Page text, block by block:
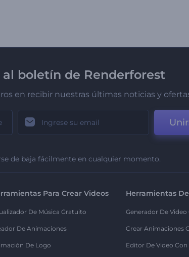
al boletín de Renderforest
en recibir nuestras últimas noticias y
de baja fácilmente en cualquier momento.
Para Crear Videos
De Música Gratuito
De Animaciones
De Logo
Herramientas
Generador De Video
Crear Animaciones
Editor De Video Con